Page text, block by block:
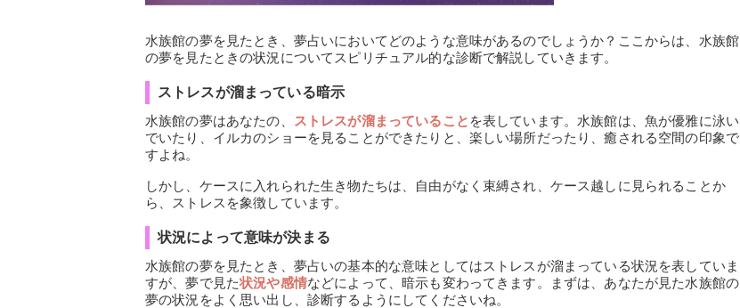
水族館の夢を見たとき、夢占いにおいてどのような意味があるのでしょうか？ここからは、水族館
の夢を見たときの状況についてスピリチュアル的な診断で解説していきます。
ストレスが溜まっている暗示
水族館の夢はあなたの、
ストレスが溜まっていること を表しています。水族館は、魚が優雅に泳い
でいたり、イルカのショーを見ることができたりと、楽しい場所だったり、癒される空間の印象で
すよね。
しかし、ケースに入れられた生き物たちは、自由がなく束縛され、ケース越しに見られることか
ら、ストレスを象徴しています。
状況によって意味が決まる
水族館の夢を見たとき、夢占いの基本的な意味としてはストレスが溜まっている状況を表していま
すが、夢で見た状況や感情などによって、暗示も変わってきます。まずは、あなたが見た水族館の
夢の状況をよく思い出し、診断するようにしてくださいね。